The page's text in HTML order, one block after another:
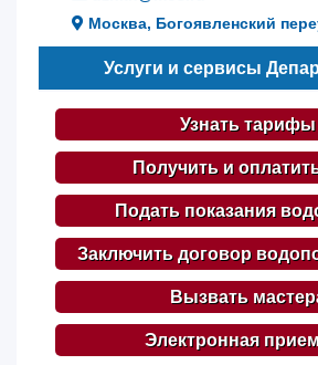
Москва, Богоявленский
Услуги и сервисы
Узнать тарифы
Получить и
Подать показания
Заключить договор
Вызвать
Электронная